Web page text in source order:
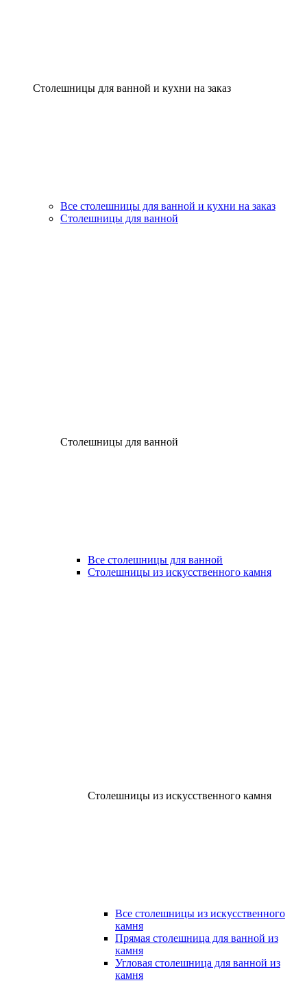
Столешницы для ванной и кухни на заказ
Все столешницы для ванной и кухни на заказ
Столешницы для ванной
Столешницы для ванной
Все столешницы для ванной
Столешницы из искусственного камня
Столешницы из искусственного камня
Все столешницы из искусственного
камня
Прямая столешница для ванной из
камня
Угловая столешница для ванной из
камня